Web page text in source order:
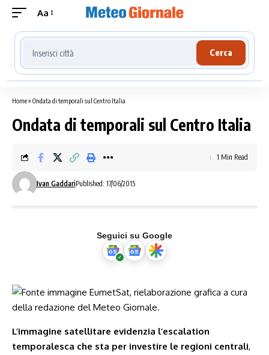
Aa
Cerca località meteo
Cerca
Home» Ondata di temporali sul Centro Italia
Ondata di temporali sul Centro Italia
Ivan GaddariPublished: 17/06/2015
1 Min Read
Seguici su Google
L’immagine satellitare evidenzia l’escalation
temporalesca che sta per investire le regioni centrali,